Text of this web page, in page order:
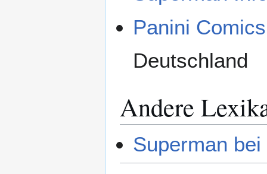
Panini Comics
Deutschland
Andere
Superman